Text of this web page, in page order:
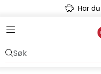
Skip to main contentHar
Toggle navigation